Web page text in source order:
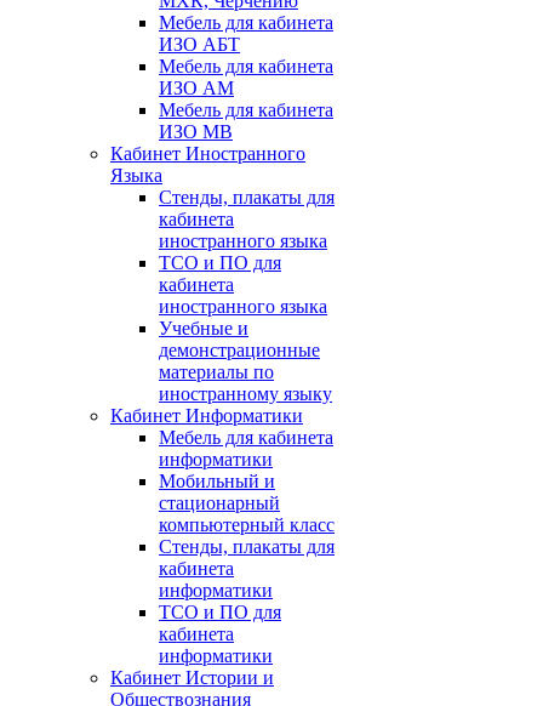
Мебель для кабинета
ИЗО АБТ
Мебель для кабинета
ИЗО АМ
Мебель для кабинета
ИЗО МВ
Кабинет Иностранного
Языка
Стенды, плакаты для
кабинета
иностранного языка
ТСО и ПО для
кабинета
иностранного языка
Учебные и
демонстрационные
материалы по
иностранному языку
Кабинет Информатики
Мебель для кабинета
информатики
Мобильный и
стационарный
компьютерный класс
Стенды, плакаты для
кабинета
информатики
ТСО и ПО для
кабинета
информатики
Кабинет Истории и
Обществознания